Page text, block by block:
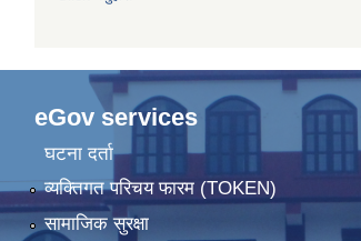
eGov services
घटना दर्ता
व्यक्तिगत परिचय फारम (TOKEN)
सामाजिक सुरक्षा